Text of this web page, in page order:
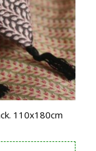
110x180cm